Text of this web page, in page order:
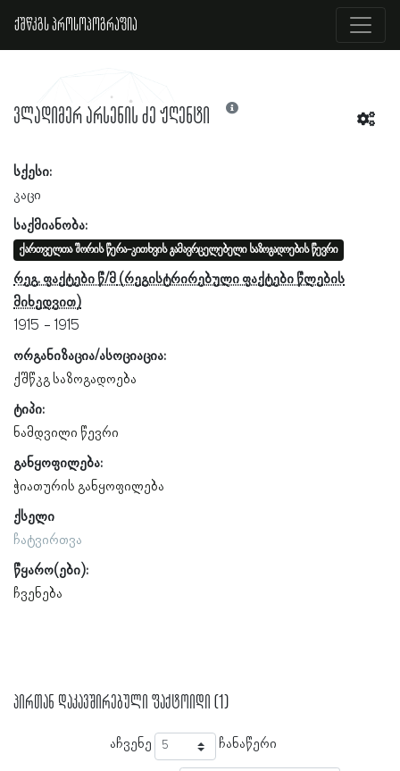
ქშწკგს პროსოპოგრაფია
ვლადიმერ არსენის ძე ჟღენტი
სქესი:
კაცი
საქმიანობა:
ქართველთა შორის წერა-კითხვის გამავრცელებელი საზოგადოების წევრი
რეგ. ფაქტები წ/მ
1915
1915
ორგანიზაცია/ასოციაცია:
ქშწკგ საზოგადოება
ტიპი:
ნამდვილი წევრი
განყოფილება:
ჭიათურის განყოფილება
ქსელი
ჩატვირთვა
წყარო(ები):
ჩვენება
პირთან დაკავშირებული ფაქტოიდი (1)
აჩვენე ჩანაწერი